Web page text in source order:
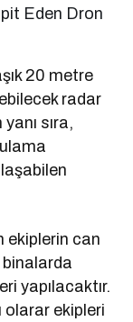
Eden Dron
20 metre
radar
sıra,
ekiplerin can
yapılacaktır.
olarar ekipleri